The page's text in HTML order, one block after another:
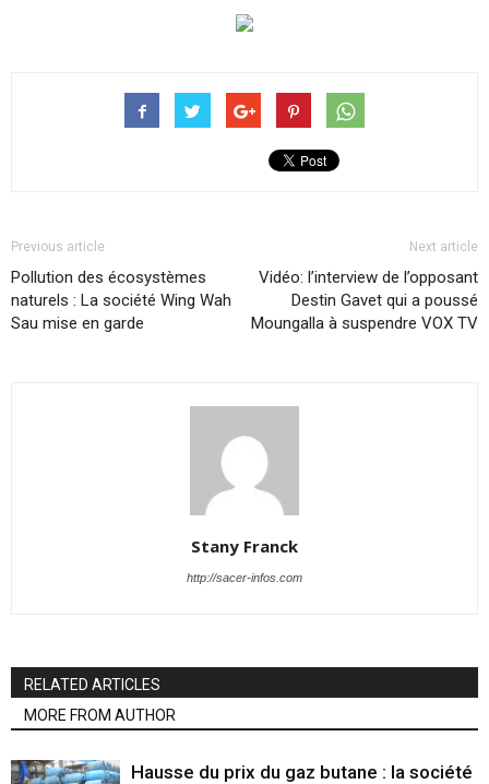
Previous article
Pollution des écosystèmes
naturels : La société Wing Wah
Sau mise en garde
Next article
Vidéo: l’interview de l’opposant
Destin Gavet qui a poussé
Moungalla à suspendre VOX TV
Stany Franck
http://sacer-infos.com
RELATED ARTICLES
MORE FROM AUTHOR
Hausse du prix du gaz butane : la société